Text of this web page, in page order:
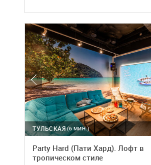
(6 МИН.)
ТУЛЬСКАЯ
Party Hard (Пати Хард). Лофт в
тропическом стиле